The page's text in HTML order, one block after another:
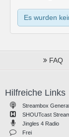
Es wurden
FAQ
Hilfreiche Links
Streambox
SHOUTcast
Jingles 4 Radio
Frei